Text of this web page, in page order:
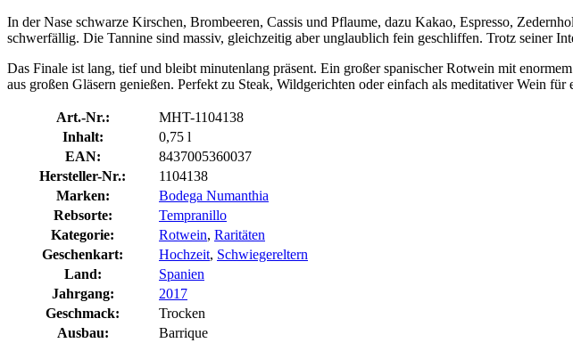
In der Nase schwarze Kirschen, Brombeeren, Cassis und Pflaume, dazu Kakao, Espresso,
schwerfällig. Die Tannine sind massiv, gleichzeitig aber unglaublich fein geschliffen. Trotz seiner
Das Finale ist lang, tief und bleibt minutenlang präsent. Ein großer spanischer Rotwein mit
aus großen Gläsern genießen. Perfekt zu Steak, Wildgerichten oder einfach als meditativer Wein für
Art.-Nr.:
MHT-1104138
Inhalt:
0,75 l
EAN:
8437005360037
Hersteller-Nr.:
1104138
Marken:
Bodega Numanthia
Rebsorte:
Tempranillo
Kategorie:
Rotwein, Raritäten
Geschenkart:
Hochzeit, Schwiegereltern
Land:
Spanien
Jahrgang:
2017
Geschmack:
Trocken
Ausbau:
Barrique